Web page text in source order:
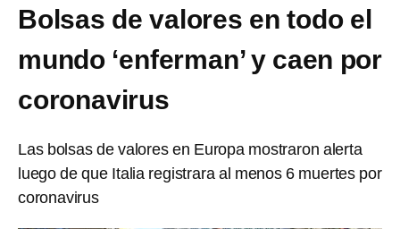
Bolsas de valores en todo el
mundo ‘enferman’ y caen por
coronavirus
Las bolsas de valores en Europa mostraron alerta
luego de que Italia registrara al menos 6 muertes por
coronavirus